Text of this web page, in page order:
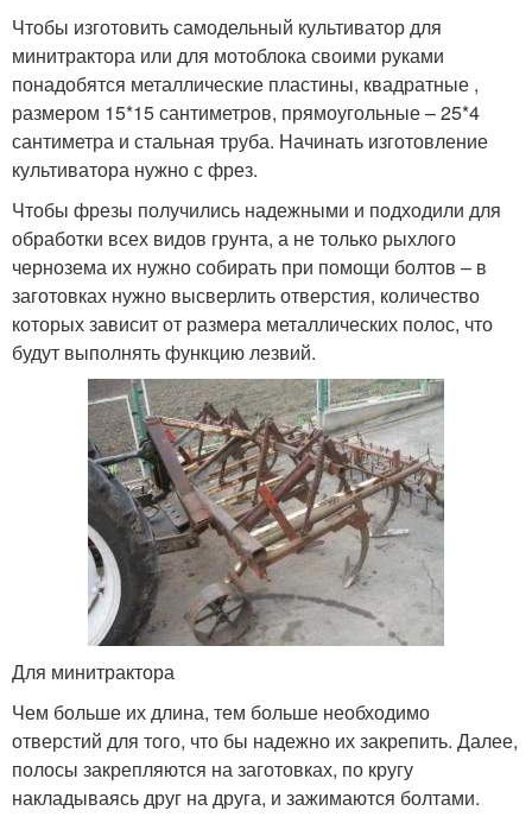
Чтобы изготовить самодельный культиватор для
минитрактора или для мотоблока своими руками
понадобятся металлические пластины, квадратные ,
размером 15*15 сантиметров, прямоугольные – 25*4
сантиметра и стальная труба. Начинать изготовление
культиватора нужно с фрез.
Чтобы фрезы получились надежными и подходили для
обработки всех видов грунта, а не только рыхлого
чернозема их нужно собирать при помощи болтов – в
заготовках нужно высверлить отверстия, количество
которых зависит от размера металлических полос, что
будут выполнять функцию лезвий.
Для минитрактора
Чем больше их длина, тем больше необходимо
отверстий для того, что бы надежно их закрепить. Далее,
полосы закрепляются на заготовках, по кругу
накладываясь друг на друга, и зажимаются болтами.